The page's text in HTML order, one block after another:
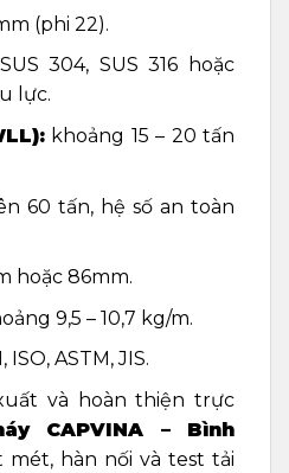
(phi 22).
304, SUS 316 hoặc
lực.
khoảng 15 – 20 tấn
60 tấn, hệ số an toàn
hoặc 86mm.
9,5 – 10,7 kg/m.
ISO, ASTM, JIS.
và hoàn thiện trực
CAPVINA – Bình
mét, hàn nối và test tải